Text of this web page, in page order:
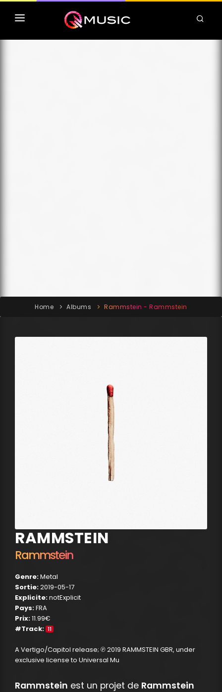
TOP MP3 ITUNES
Home Albums Rammstein - Rammstein
RAMMSTEIN
Rammstein
Genre:Metal
Sortie:2019-05-17
Explicite:notExplicit
Pays:FRA
Prix:11.99€
#Track: 11
A Vertigo/Capitol release; ℗ 2019 RAMMSTEIN GBR, under
exclusive license to Universal Mu
Rammstein est un projet de Rammstein